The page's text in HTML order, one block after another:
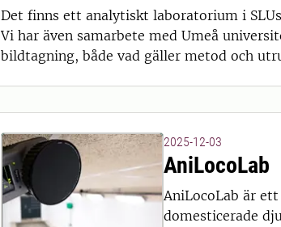
Det finns ett analytiskt laboratorium i
Vi har även samarbete med Umeå
bildtagning, både vad gäller metod och
2025-12-03
AniLocoLab
AniLocoLab är
domesticerade